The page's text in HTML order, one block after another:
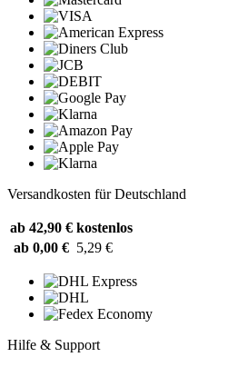
Versandkosten für Deutschland
ab 42,90 € kostenlos
ab 0,00 € 5,29 €
Hilfe & Support